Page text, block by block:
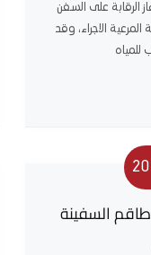
الرقابة على السفن
الاجراء، وقد
للمياه
السفينة